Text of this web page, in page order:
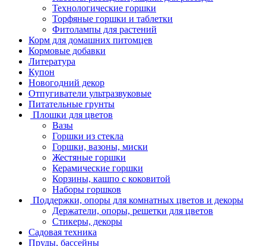
Технологические горшки
Торфяные горшки и таблетки
Фитолампы для растений
Корм для домашних питомцев
Кормовые добавки
Литература
Купон
Новогодний декор
Отпугиватели ультразвуковые
Питательные грунты
Плошки для цветов
Вазы
Горшки из стекла
Горшки, вазоны, миски
Жестяные горшки
Керамические горшки
Корзины, кашпо с коковитой
Наборы горшков
Поддержки, опоры для комнатных цветов и декоры
Держатели, опоры, решетки для цветов
Стикеры, декоры
Садовая техника
Пруды, бассейны